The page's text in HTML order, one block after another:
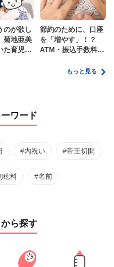
のが欲し
菊地亜美
た育児
節約のために、口座
を「増やす」！？
ATM・振込手数料の
家計管理術もっと見る
ワード
#内祝い #帝王切開
穂料 #名前
ら探す